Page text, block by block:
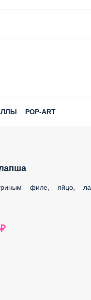
POP-ART
филе, яйцо,